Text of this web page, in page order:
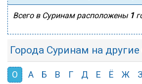
Всего в Суринам расположены 1
Города Суринам на
О А Б В Г Д Е Ё Ж З